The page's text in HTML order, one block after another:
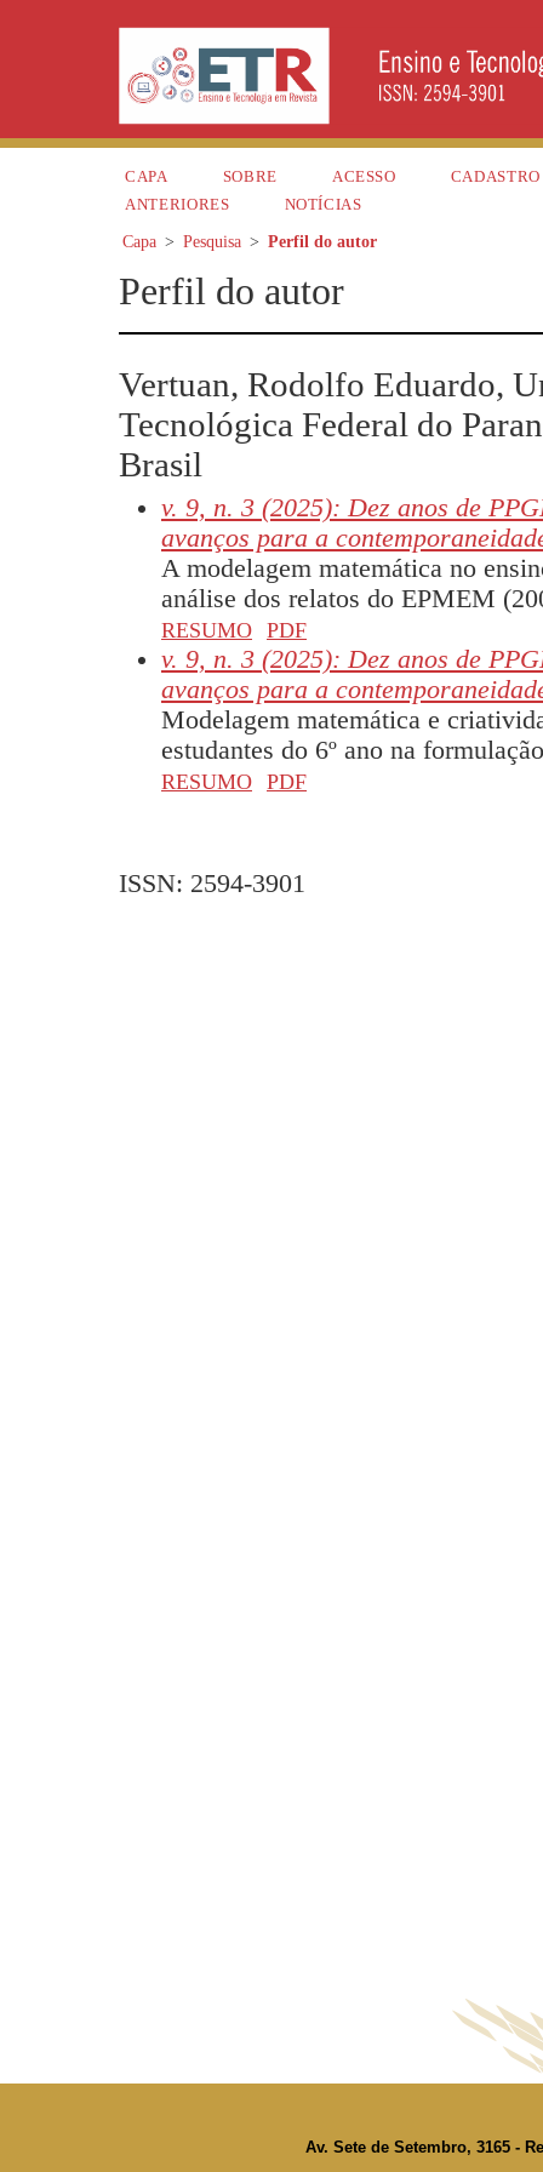
CAPA SOBRE ACESSO
CADASTRO
ANTERIORES
NOTÍCIAS
Capa > Pesquisa > Perfil do autor
Perfil do autor
Vertuan, Rodolfo Eduardo,
Tecnológica Federal do
Brasil
v. 9, n. 3 (2025): Dez anos de
avanços para a
A modelagem matemática no
análise dos relatos do EPMEM
RESUMO PDF
v. 9, n. 3 (2025): Dez anos de
avanços para a
Modelagem matemática e
estudantes do 6º ano na
RESUMO PDF
ISSN: 2594-3901
Av. Sete de Setembro, 3165 -